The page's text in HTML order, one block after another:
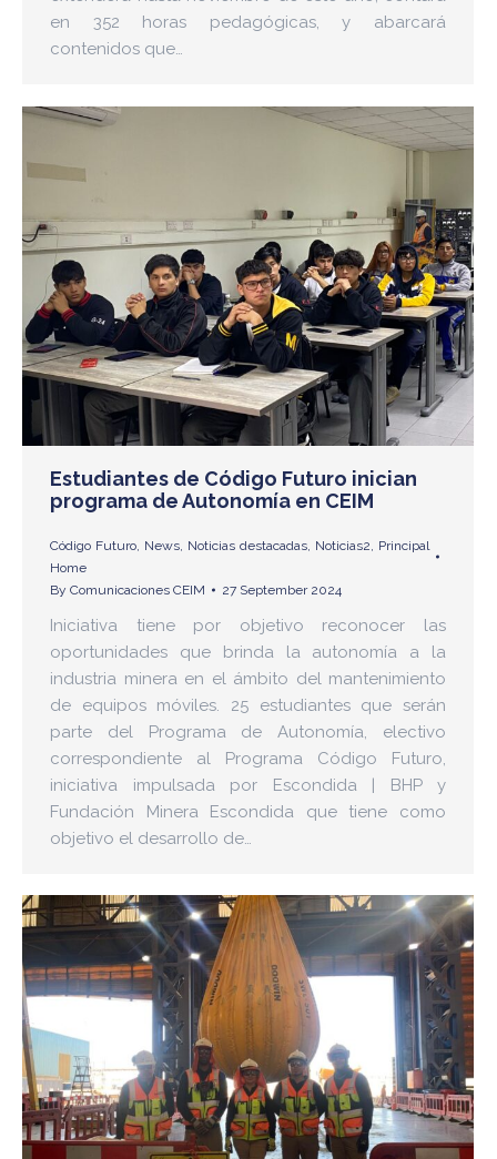
en 352 horas pedagógicas, y abarcará
contenidos que…
Estudiantes de Código Futuro inician
programa de Autonomía en CEIM
Código Futuro News Noticias destacadas Noticias2
Principal
Home
By Comunicaciones CEIM 27 September 2024
Iniciativa tiene por objetivo reconocer las
oportunidades que brinda la autonomía a la
industria minera en el ámbito del mantenimiento
de equipos móviles. 25 estudiantes que serán
parte del Programa de Autonomía, electivo
correspondiente al Programa Código Futuro,
iniciativa impulsada por Escondida | BHP y
Fundación Minera Escondida que tiene como
objetivo el desarrollo de…